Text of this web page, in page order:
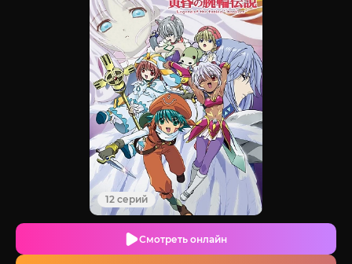
12 серий
Смотреть онлайн